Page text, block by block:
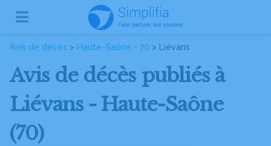
Avis de décès > Haute-Saône - 70 > Liévans
Avis de décès publiés à
Liévans - Haute-Saône
(70)